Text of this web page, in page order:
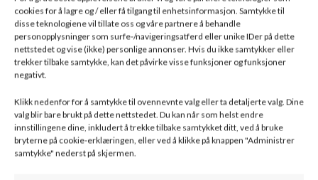
cookies for å lagre og / eller få tilgang til enhetsinformasjon. Samtykke til
disse teknologiene vil tillate oss og våre partnere å behandle
personopplysninger som surfe-/navigeringsatferd eller unike IDer på dette
nettstedet og vise (ikke) personlige annonser. Hvis du ikke samtykker eller
trekker tilbake samtykke, kan det påvirke visse funksjoner og funksjoner
negativt.
Klikk nedenfor for å samtykke til ovennevnte valg eller ta detaljerte valg. Dine
valg blir bare brukt på dette nettstedet. Du kan når som helst endre
innstillingene dine, inkludert å trekke tilbake samtykket ditt, ved å bruke
bryterne på cookie-erklæringen, eller ved å klikke på knappen "Administrer
samtykke" nederst på skjermen.
Venti Låsebånd Ø150 sort lakk
Relaterte produkter